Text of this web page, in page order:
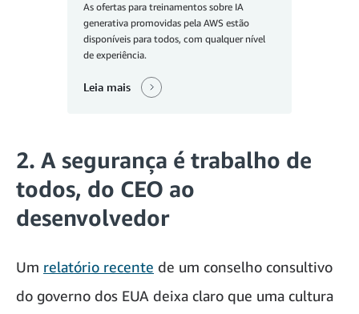
As ofertas para treinamentos sobre IA
generativa promovidas pela AWS estão
disponíveis para todos, com qualquer nível
de experiência.
Leia mais
2. A segurança é trabalho de
todos, do CEO ao
desenvolvedor
Um relatório recente de um conselho consultivo
do governo dos EUA deixa claro que uma cultura